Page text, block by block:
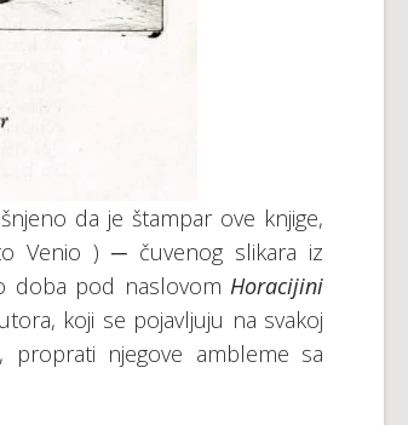
da je štampar ove knjige,
Venio ) ─ čuvenog slikara iz
doba pod naslovom Horacijini
koji se pojavljuju na svakoj
proprati njegove ambleme sa